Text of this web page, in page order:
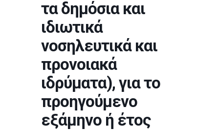
τα δημόσια και
ιδιωτικά
νοσηλευτικά και
προνοιακά
ιδρύματα), για το
προηγούμενο
εξάμηνο ή έτος